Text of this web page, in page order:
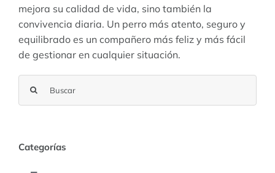
mejora su calidad de vida, sino también la
convivencia diaria. Un perro más atento, seguro y
equilibrado es un compañero más feliz y más fácil
de gestionar en cualquier situación.
Categorías